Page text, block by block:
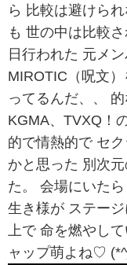
ら 比較は避けら
も 世の中は比較
日行われた 元メ
MIROTIC（呪文
ってるんだ、、
KGMA、TVXQ！
的で情熱的で セ
かと思った 別次
た。 会場にいた
生き様が ステー
上で 命を燃や
ャップ萌よね♡